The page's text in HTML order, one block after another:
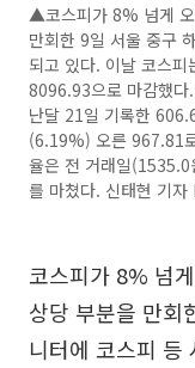
▲코스피가 8% 넘게
만회한 9일 서울 중구
되고 있다. 이날 코스
8096.93으로 마감했다
난달 21일 기록한
(6.19%) 오른 967.81
율은 전 거래일
를 마쳤다. 신태현 기
코스피가 8% 넘
상당 부분을 만회
니터에 코스피 등